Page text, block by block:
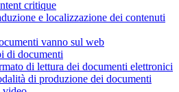
critique
e localizzazione dei contenuti
vanno sul web
di documenti
di lettura dei documenti elettronici
di produzione dei documenti